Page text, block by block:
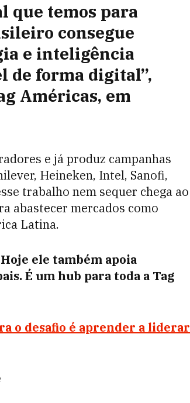
que temos para
consegue
e inteligência
de forma digital”,
Américas, em
e já produz campanhas
Heineken, Intel, Sanofi,
trabalho nem sequer chega ao
abastecer mercados como
Latina.
ele também apoia
É um hub para toda a Tag
o desafio é aprender a liderar